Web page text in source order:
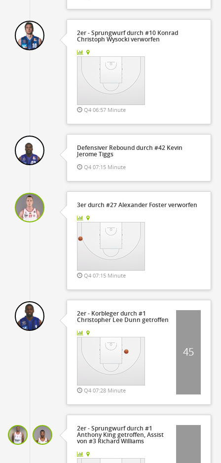
2er - Sprungwurf durch #10 Konrad
Christoph Wysocki verworfen
Q4 06:57 Minute
Defensiver Rebound durch #42 Kevin
Jerome Tiggs
Q4 07:15 Minute
3er durch #27 Alexander Foster verworfen
Q4 07:15 Minute
2er - Korbleger durch #1
Christopher Lee Dunn getroffen
Q4 07:28 Minute
45
2er - Sprungwurf durch #1
Anthony King getroffen, Assist
von #3 Richard Williams